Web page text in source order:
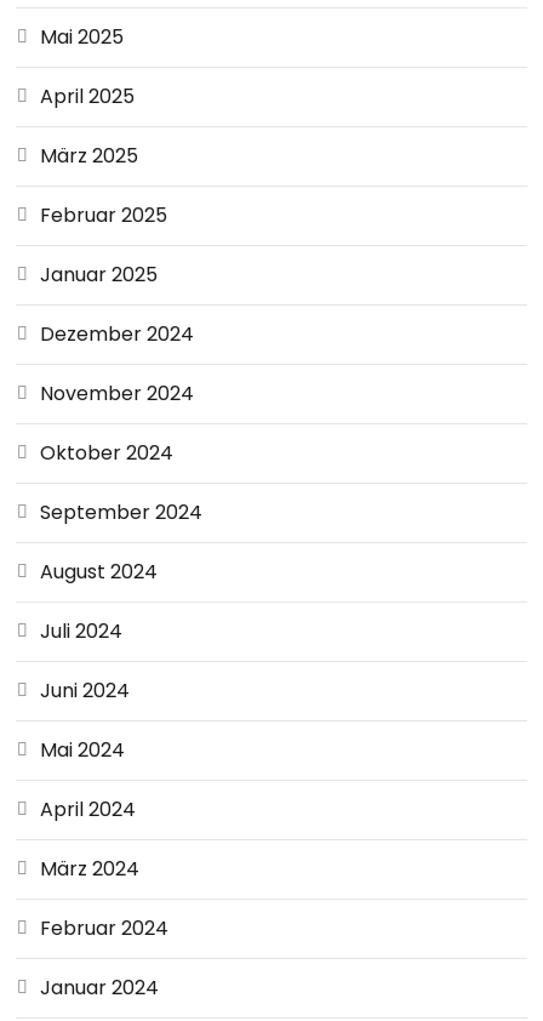
Mai 2025
April 2025
März 2025
Februar 2025
Januar 2025
Dezember 2024
November 2024
Oktober 2024
September 2024
August 2024
Juli 2024
Juni 2024
Mai 2024
April 2024
März 2024
Februar 2024
Januar 2024